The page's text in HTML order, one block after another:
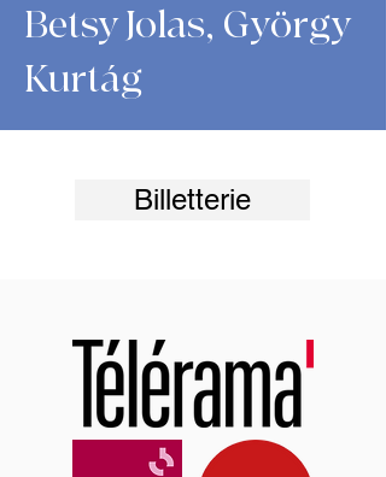
Betsy Jolas, György
Kurtág
Billetterie